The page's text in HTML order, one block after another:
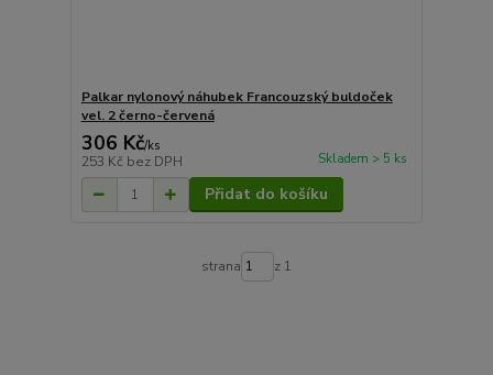
Palkar nylonový náhubek Francouzský buldoček
vel. 2 černo-červená
306 Kč/ks
253 Kč bez DPH Skladem > 5 ks
Přidat do košíku
strana z 1